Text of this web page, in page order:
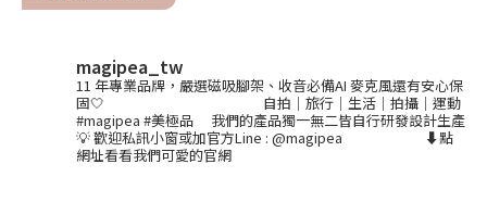
magipea_tw
11 年專業品牌，嚴選磁吸腳架、收音必備AI 麥克風還有安心保
固🤍
自拍｜旅行｜生活｜拍攝｜運動
#magipea #美極品
我們的產品獨一無二皆自行研發設計生產
💡歡迎私訊小窗或加官方Line : @magipea
⬇️點
網址看看我們可愛的官網